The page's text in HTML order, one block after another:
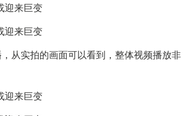
从实拍的画面可以看到，整体视频播放非